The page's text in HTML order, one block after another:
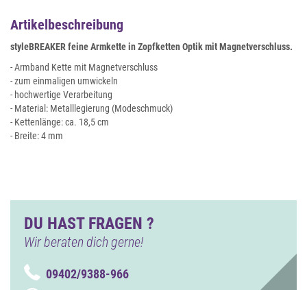
Artikelbeschreibung
styleBREAKER feine Armkette in Zopfketten Optik mit Magnetverschluss.
- Armband Kette mit Magnetverschluss
- zum einmaligen umwickeln
- hochwertige Verarbeitung
- Material: Metalllegierung (Modeschmuck)
- Kettenlänge: ca. 18,5 cm
- Breite: 4 mm
DU HAST FRAGEN ?
Wir beraten dich gerne!
09402/9388-966